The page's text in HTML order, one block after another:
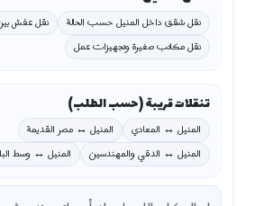
نقل شقق داخل المنيل حسب الحالة
نقل عفش
نقل مكاتب صغيرة وتجهيزات عمل
تنقلات قريبة (حسب الطلب)
المنيل ↔ المعادي
المنيل ↔ مصر القديمة
المنيل ↔ الدقي والمهندسين
المنيل ↔ وسط